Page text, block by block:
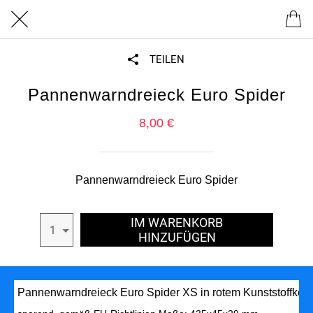
TEILEN
Pannenwarndreieck Euro Spider
8,00 €
Pannenwarndreieck Euro Spider
1
IM WARENKORB
HINZUFÜGEN
Pannenwarndreieck Euro Spider XS in rotem